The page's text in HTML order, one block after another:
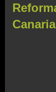
Canaria